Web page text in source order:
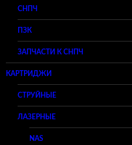
СНПЧ
ПЗК
ЗАПЧАСТИ К СНПЧ
КАРТРИДЖИ
СТРУЙНЫЕ
ЛАЗЕРНЫЕ
NAS